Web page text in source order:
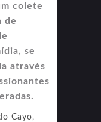
colete
de
se
através
Cayo,